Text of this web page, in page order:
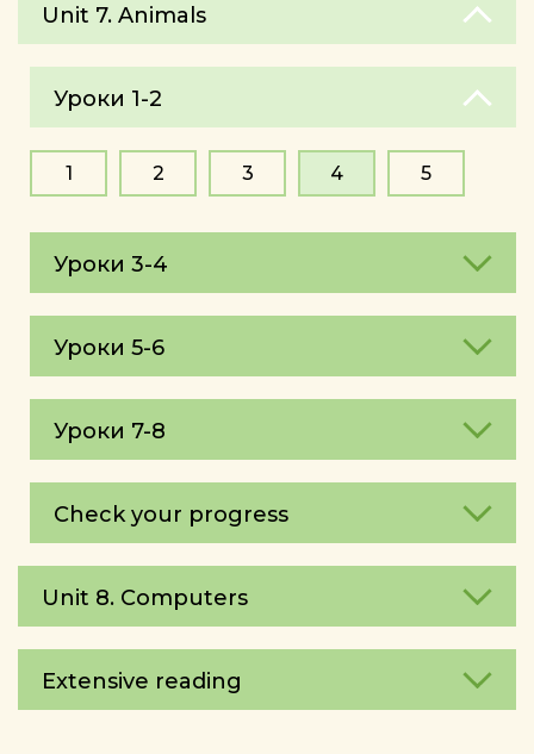
Unit 7. Animals
Уроки 1-2
1 2 3 4 5
Уроки 3-4
Уроки 5-6
Уроки 7-8
Check your progress
Unit 8. Computers
Extensive reading